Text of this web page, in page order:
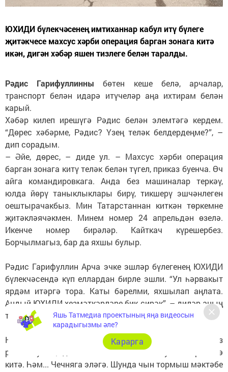
ЮХИДИ бүлекчәсенең имтиханнар кабул итү бүлеге
җитәкчесе махсус хәрби операция барган зонага китә
икән, дигән хәбәр яшен тизлеге белән таралды.
Рәдис Гарифуллинны бөтен кеше белә, арчалар,
транспорт белән идарә итүчеләр аңа ихтирам белән
карый.
Хәбәр килеп ирешүгә Рәдис белән элемтәгә кердем.
“Дөрес хәбәрме, Рәдис? Үзең теләк белдердеңме?”, –
дип сорадым.
– Әйе, дөрес, – диде ул. – Махсус хәрби операция
барган зонага китү теләк белән түгел, приказ буенча. Өч
айга командировкага. Анда без машиналар теркәү,
юлда йөрү таныклыклары бирү, тикшерү эшчәнлеген
оештырачакбыз. Мин Татарстаннан киткән төркемне
җитәкләячәкмен. Минем номер 24 апрельдән өзелә.
Икенче номер бирәләр. Кайткач күрешербез.
Борчылмагыз, бар да яхшы булыр.
Рәдис Гарифуллин Арча эчке эшләр бүлегенең ЮХИДИ
бүлекчәсендә күп еллардан бирле эшли. “Ул һәрвакыт
ярдәм итәргә тора. Каты бәрелми, яхшылап аңлата.
Андый ЮХИДИ хезмәткәрләре бик сирәк”, – диләр аның
турында.
Наласа егете ул. Мәктәптә укыганда агроном, колхоз
рәисе булам, дип хыяллана. 18 яше тулгач армиягә
китә. Һәм... Чечняга эләгә. Шунда чын тормыш мәктәбе
Яшь Татмедиа проектының яңа видеосын
карадыгызмы әле?
Карарга